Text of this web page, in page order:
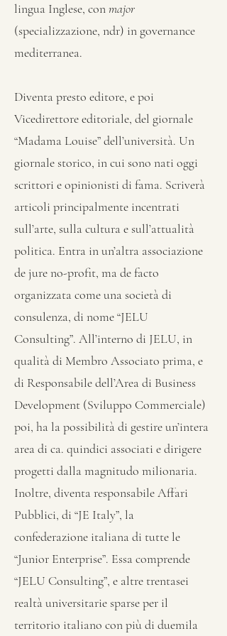
lingua Inglese, conmajor
(specializzazione, ndr) in governance
mediterranea.
Diventa presto editore, e poi
Vicedirettore editoriale, del giornale
“Madama Louise” dell’università. Un
giornale storico, in cui sono nati oggi
scrittori e opinionisti di fama. Scriverà
articoli principalmente incentrati
sull’arte, sulla cultura e sull’attualità
politica. Entra in un’altra associazione
de jure no-profit, ma de facto
organizzata come una società di
consulenza, di nome “JELU
Consulting”. All’interno di JELU, in
qualità di Membro Associato prima, e
di Responsabile dell’Area di Business
Development (Sviluppo Commerciale)
poi, ha la possibilità di gestire un’intera
area di ca. quindici associati e dirigere
progetti dalla magnitudo milionaria.
Inoltre, diventa responsabile Affari
Pubblici, di “JE Italy”, la
confederazione italiana di tutte le
“Junior Enterprise”. Essa comprende
“JELU Consulting”, e altre trentasei
realtà universitarie sparse per il
territorio italiano con più di duemila